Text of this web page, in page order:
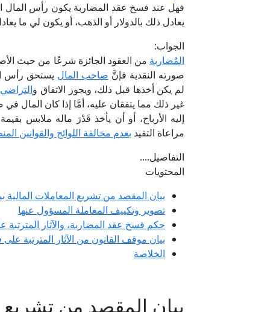
يعادل ذلك بالدولار أو الذهب، أو يكون لي ما
الجواب:
المُضاربة من العقود الجائزة شرعًا من حيث
صورته النقدية فإنَّ صاحب المال يستحق رأس
لم يكن أخذها قبل ذلك، ويجوز الاتفاق والتراضي
غير ذلك مما يتفقان عليه، أمَّا إذا كان المال
إليه الأرباح، أو أن يأخذ قَدْرَ ماله ملابس
مراعاة التقيد بعدم مخالفة اللوائح والقوانين
التفاصيل....
المحتويات
بيان المقصد من تشريع المعاملات المالية
تصوير وتكييف المعاملة المسؤول عنها
حكم فسخ عقد المضاربة، والآثار المترتبة
بيان موقف القانون من الآثار المترتبة
الخلاصة
بيان المقصد من تشريع